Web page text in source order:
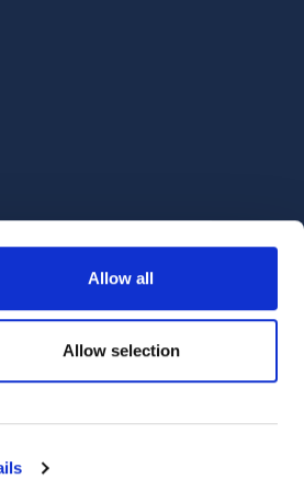
Allow all
Allow selection